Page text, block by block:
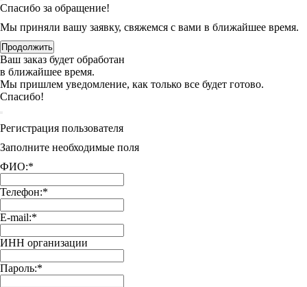
Спасибо за обращение!
Мы приняли вашу заявку, свяжемся с вами в ближайшее время.
Продолжить
Ваш заказ будет обработан
в ближайшее время.
Мы пришлем уведомление, как только все будет готово.
Спасибо!
Регистрация пользователя
Заполните необходимые поля
ФИО:*
Телефон:*
E-mail:*
ИНН организации
Пароль:*